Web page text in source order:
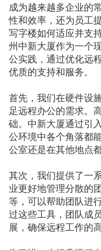
成为越来越多企业的
性和效率，还为员工
写字楼如何适应并支
州中新大厦作为一个
公实践，通过优化远
优质的支持和服务。
首先，我们在硬件设
足远程办公的需求。
础。中新大厦通过引
公环境中各个角落都
公室还是在其他地点
其次，我们提供了一
业更好地管理分散的
等，可以帮助团队进
过这些工具，团队成
展，确保远程工作的